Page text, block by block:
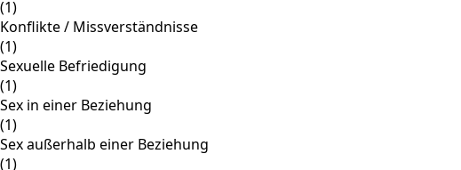
(1)
Konflikte / Missverständnisse
(1)
Sexuelle Befriedigung
(1)
Sex in einer Beziehung
(1)
Sex außerhalb einer Beziehung
(1)